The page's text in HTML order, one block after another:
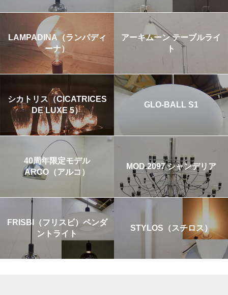
LAMPADINA（ランパディ
ーナ）
アーキムーン テーブルライ
ト
シカトリス（CICATRICES
DE LUXE 5）
GLO-BALL S1
40周年限定モデル
ARCO（アルコ）
MOD.2097 シャンデリア
FRISBI（フリスビ）ペンダ
ントライト
STYLOS（スチロス）